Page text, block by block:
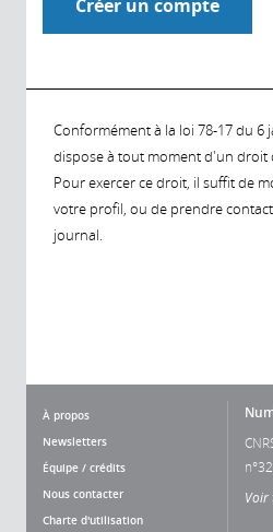
Conformément à la loi 78-17 du 6
dispose à tout moment d'un droit
Pour exercer ce droit, il suffit de
votre profil, ou de prendre
journal.
À propos
Newsletters
Équipe / crédits
Nous contacter
Charte d'utilisation
Voir